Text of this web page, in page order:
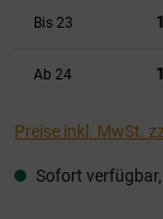
Bis 23
Ab 24
Preise inkl. MwSt.
Sofort